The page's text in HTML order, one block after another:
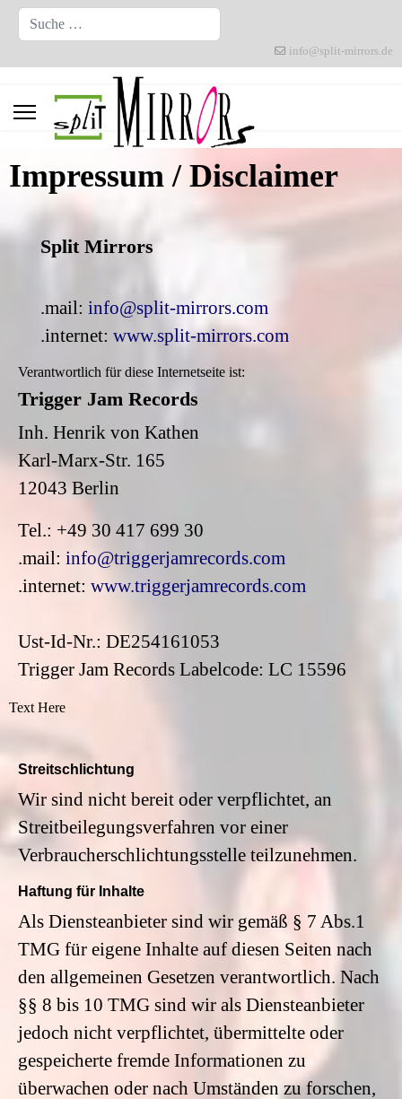
Suchen
info@split-mirrors.de
Impressum / Disclaimer
Split Mirrors
.mail: info@split-mirrors.com
.internet: www.split-mirrors.com
Verantwortlich für diese Internetseite ist:
Trigger Jam Records
Inh. Henrik von Kathen
Karl-Marx-Str. 165
12043 Berlin
Tel.: +49 30 417 699 30
.mail: info@triggerjamrecords.com
.internet: www.triggerjamrecords.com
Ust-Id-Nr.: DE254161053
Trigger Jam Records Labelcode: LC 15596
Text Here
Streitschlichtung
Wir sind nicht bereit oder verpflichtet, an
Streitbeilegungsverfahren vor einer
Verbraucherschlichtungsstelle teilzunehmen.
Haftung für Inhalte
Als Diensteanbieter sind wir gemäß § 7 Abs.1
TMG für eigene Inhalte auf diesen Seiten nach
den allgemeinen Gesetzen verantwortlich. Nach
§§ 8 bis 10 TMG sind wir als Diensteanbieter
jedoch nicht verpflichtet, übermittelte oder
gespeicherte fremde Informationen zu
überwachen oder nach Umständen zu forschen,